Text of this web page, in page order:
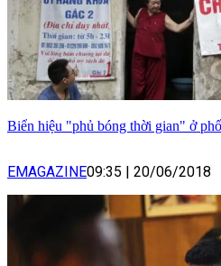
Biển hiệu "phủ bóng thời gian" ở
EMAGAZINE09:35 | 20/06/2018